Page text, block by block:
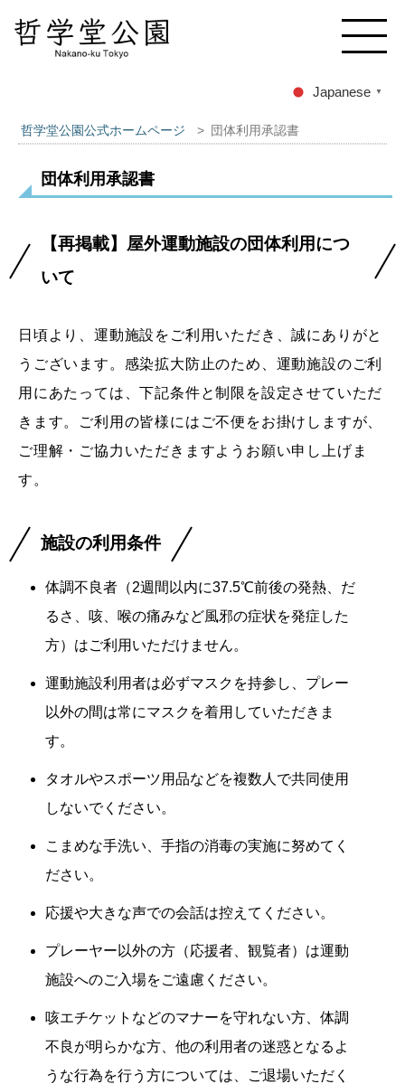
Japanese ▼
哲学堂公園公式ホームページ > 団体利用承認書
団体利用承認書
【再掲載】屋外運動施設の団体利用につ
いて
日頃より、運動施設をご利用いただき、誠にありがと
うございます。感染拡大防止のため、運動施設のご利
用にあたっては、下記条件と制限を設定させていただ
きます。ご利用の皆様にはご不便をお掛けしますが、
ご理解・ご協力いただきますようお願い申し上げま
す。
施設の利用条件
体調不良者（2週間以内に37.5℃前後の発熱、だ
るさ、咳、喉の痛みなど風邪の症状を発症した
方）はご利用いただけません。
運動施設利用者は必ずマスクを持参し、プレー
以外の間は常にマスクを着用していただきま
す。
タオルやスポーツ用品などを複数人で共同使用
しないでください。
こまめな手洗い、手指の消毒の実施に努めてく
ださい。
応援や大きな声での会話は控えてください。
プレーヤー以外の方（応援者、観覧者）は運動
施設へのご入場をご遠慮ください。
咳エチケットなどのマナーを守れない方、体調
不良が明らかな方、他の利用者の迷惑となるよ
うな行為を行う方については、ご退場いただく